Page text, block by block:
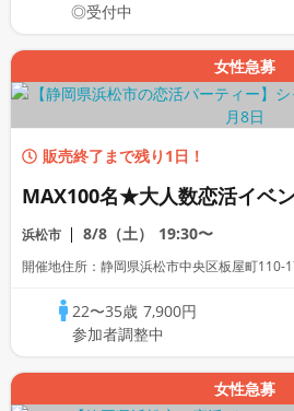
◎受付中
女性急募
販売終了まで残り1日！
MAX100名★大人数恋活イベ
浜松市 8/8（土） 19:30〜
開催地住所：静岡県浜松市中央区板屋町110-
22〜35歳 7,900円
参加者調整中
女性急募